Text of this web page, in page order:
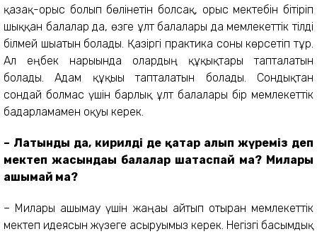
қазақ-орыс болып бөлінетін болсақ, орыс мектебін бітіріп
шыққан балалар да, өзге ұлт балалары да мемлекеттік тілді
білмей шығатын болады. Қазіргі практика соны көрсетіп тұр.
Ал еңбек нарығында олардың құқықтары тапталатын
болады. Адам құқығы тапталатын болады. Сондықтан
сондай болмас үшін барлық ұлт балалары бір мемлекеттік
бағдарламамен оқуы керек.
– Латынды да, кирилді де қатар алып жүреміз деп
мектеп жасындағы балалар шатаспай ма? Милары
ашымай ма?
– Милары ашымау үшін жаңағы айтып отырған мемлекеттік
мектеп идеясын жүзеге асыруымыз керек. Негізгі басымдық